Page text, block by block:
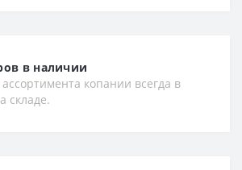
в наличии
копании всегда в
складе.